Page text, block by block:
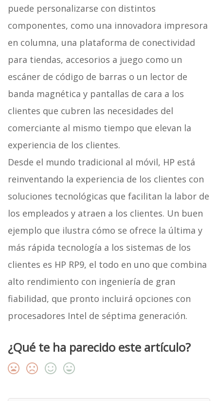
puede personalizarse con distintos
componentes, como una innovadora impresora
en columna, una plataforma de conectividad
para tiendas, accesorios a juego como un
escáner de código de barras o un lector de
banda magnética y pantallas de cara a los
clientes que cubren las necesidades del
comerciante al mismo tiempo que elevan la
experiencia de los clientes.
Desde el mundo tradicional al móvil, HP está
reinventando la experiencia de los clientes con
soluciones tecnológicas que facilitan la labor de
los empleados y atraen a los clientes. Un buen
ejemplo que ilustra cómo se ofrece la última y
más rápida tecnología a los sistemas de los
clientes es HP RP9, el todo en uno que combina
alto rendimiento con ingeniería de gran
fiabilidad, que pronto incluirá opciones con
procesadores Intel de séptima generación.
¿Qué te ha parecido este artículo?